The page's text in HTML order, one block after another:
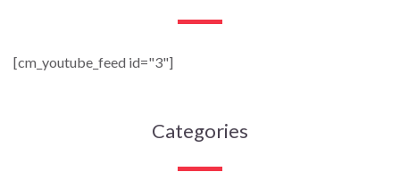
[cm_youtube_feed id="3"]
Categories